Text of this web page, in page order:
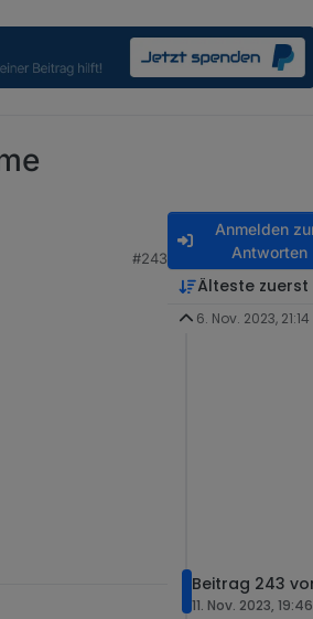
#243
Anmelden
Antworten
Älteste zuerst
6. Nov. 2023, 21:14
Beitrag 243
11. Nov. 2023, 19:46